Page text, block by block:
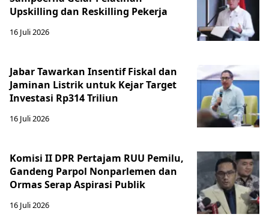
Upskilling dan Reskilling Pekerja
16 Juli 2026
Jabar Tawarkan Insentif Fiskal dan
Jaminan Listrik untuk Kejar Target
Investasi Rp314 Triliun
16 Juli 2026
Komisi II DPR Pertajam RUU Pemilu,
Gandeng Parpol Nonparlemen dan
Ormas Serap Aspirasi Publik
16 Juli 2026